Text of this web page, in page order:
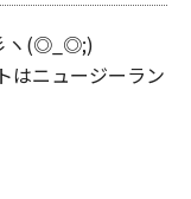
ヽ(◎_◎;)
はニュージーラン